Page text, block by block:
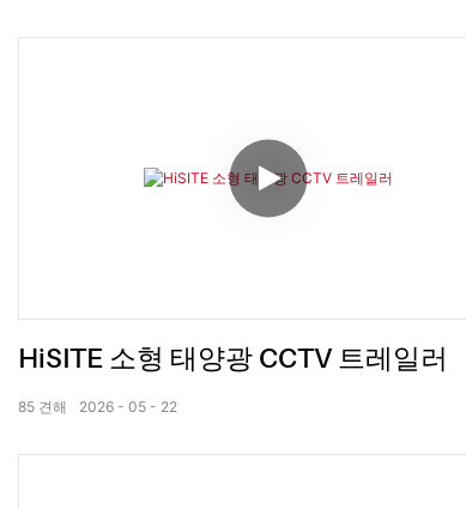
HiSITE 소형 태양광 CCTV 트레일러
2026 05 22
85 견해